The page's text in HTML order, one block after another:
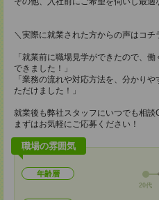
＼実際に就業された方からの声はコチ
「就業前に職場見学ができたので、
できました！」
「業務の流れや対応方法を、分かり
ただけました！」
就業後も弊社スタッフにいつでも相談
まずはお気軽にご応募ください！
職場の雰囲気
年齢層
20代